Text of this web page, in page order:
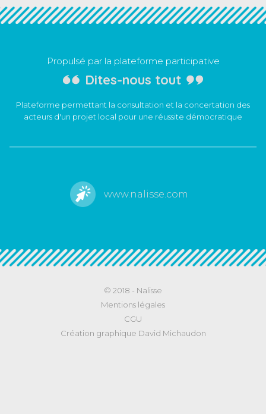
Propulsé par la plateforme participative
Dites-nous tout
Plateforme permettant la consultation et la concertation des
acteurs d'un projet local pour une réussite démocratique
www.nalisse.com
© 2018 - Nalisse
Mentions légales
CGU
Création graphique David Michaudon